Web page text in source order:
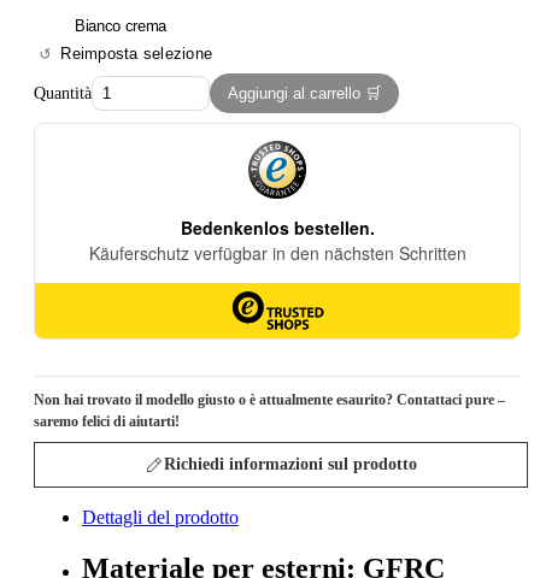
Bianco crema
Reimposta selezione
Quantità Aggiungi al carrello 🛒
Non hai trovato il modello giusto o è attualmente esaurito? Contattaci pure –
saremo felici di aiutarti!
Richiedi informazioni sul prodotto
Dettagli del prodotto
Materiale per esterni: GFRC